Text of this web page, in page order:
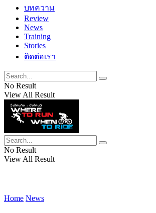
บทความ
Review
News
Training
Stories
ติดต่อเรา
No Result
View All Result
No Result
View All Result
Home News